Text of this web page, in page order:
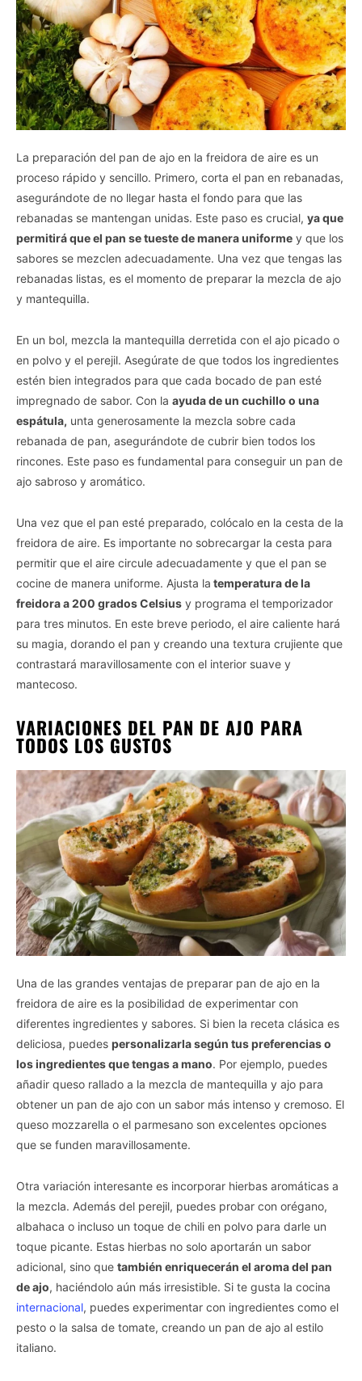
La preparación del pan de ajo en la freidora de aire es un
proceso rápido y sencillo. Primero, corta el pan en rebanadas,
asegurándote de no llegar hasta el fondo para que las
rebanadas se mantengan unidas. Este paso es crucial, ya que
permitirá que el pan se tueste de manera uniforme y que los
sabores se mezclen adecuadamente. Una vez que tengas las
rebanadas listas, es el momento de preparar la mezcla de ajo
y mantequilla.
En un bol, mezcla la mantequilla derretida con el ajo picado o
en polvo y el perejil. Asegúrate de que todos los ingredientes
estén bien integrados para que cada bocado de pan esté
impregnado de sabor. Con la ayuda de un cuchillo o una
espátula, unta generosamente la mezcla sobre cada
rebanada de pan, asegurándote de cubrir bien todos los
rincones. Este paso es fundamental para conseguir un pan de
ajo sabroso y aromático.
Una vez que el pan esté preparado, colócalo en la cesta de la
freidora de aire. Es importante no sobrecargar la cesta para
permitir que el aire circule adecuadamente y que el pan se
cocine de manera uniforme. Ajusta la temperatura de la
freidora a 200 grados Celsius y programa el temporizador
para tres minutos. En este breve periodo, el aire caliente hará
su magia, dorando el pan y creando una textura crujiente que
contrastará maravillosamente con el interior suave y
mantecoso.
VARIACIONES DEL PAN DE AJO PARA
TODOS LOS GUSTOS
Una de las grandes ventajas de preparar pan de ajo en la
freidora de aire es la posibilidad de experimentar con
diferentes ingredientes y sabores. Si bien la receta clásica es
deliciosa, puedes personalizarla según tus preferencias o
los ingredientes que tengas a mano. Por ejemplo, puedes
añadir queso rallado a la mezcla de mantequilla y ajo para
obtener un pan de ajo con un sabor más intenso y cremoso. El
queso mozzarella o el parmesano son excelentes opciones
que se funden maravillosamente.
Otra variación interesante es incorporar hierbas aromáticas a
la mezcla. Además del perejil, puedes probar con orégano,
albahaca o incluso un toque de chili en polvo para darle un
toque picante. Estas hierbas no solo aportarán un sabor
adicional, sino que también enriquecerán el aroma del pan
de ajo, haciéndolo aún más irresistible. Si te gusta la cocina
internacional, puedes experimentar con ingredientes como el
pesto o la salsa de tomate, creando un pan de ajo al estilo
italiano.